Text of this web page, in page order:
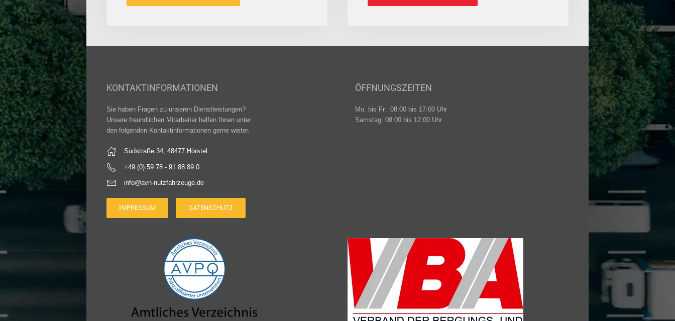
KONTAKTINFORMATIONEN
Sie haben Fragen zu unseren Dienstleistungen?
Unsere freundlichen Mitarbeiter helfen Ihnen unter
den folgenden Kontaktinformationen gerne weiter.
Südstraße 34, 48477 Hörstel
+49 (0) 59 78 - 91 88 89 0
info@avn-nutzfahrzeuge.de
IMPRESSUM DATENSCHUTZ
ÖFFNUNGSZEITEN
Mo. bis Fr.: 08:00 bis 17:00 Uhr
Samstag: 08:00 bis 12:00 Uhr